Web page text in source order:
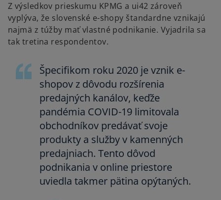
Z výsledkov prieskumu KPMG a ui42 zároveň
vyplýva, že slovenské e-shopy štandardne vznikajú
najmä z túžby mať vlastné podnikanie. Vyjadrila sa
tak tretina respondentov.
Špecifikom roku 2020 je vznik e-
shopov z dôvodu rozšírenia
predajných kanálov, keďže
pandémia COVID-19 limitovala
obchodníkov predávať svoje
produkty a služby v kamenných
predajniach. Tento dôvod
podnikania v online priestore
uviedla takmer pätina opýtaných.